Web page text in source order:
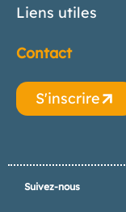
Liens utiles
Contact
S'inscrire
Suivez-nous